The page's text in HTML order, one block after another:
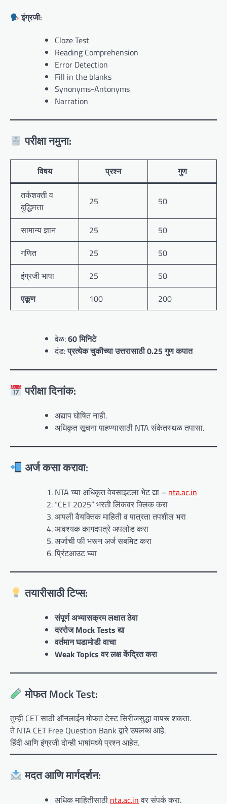
इंग्रजी:
Cloze Test
Reading Comprehension
Error Detection
Fill in the blanks
Synonyms-Antonyms
Narration
परीक्षा नमुना:
विषय प्रश्न
गुण
तर्कशक्ती व
बुद्धिमत्ता
25 50
सामान्य ज्ञान 25
50
गणित
25
50
इंग्रजी भाषा
25
50
एकूण
100 200
वेळ:60 मिनिटे
दंड:प्रत्येक चुकीच्या उत्तरासाठी 0.25 गुण कपात
परीक्षा दिनांक:
अद्याप घोषित नाही.
अधिकृत सूचना पाहण्यासाठी NTA संकेतस्थळ तपासा.
अर्ज कसा करावा:
NTA च्या अधिकृत वेबसाइटला भेट द्या – nta.ac.in
“CET 2025” भरती लिंकवर क्लिक करा
आपली वैयक्तिक माहिती व पात्रता तपशील भरा
आवश्यक कागदपत्रे अपलोड करा
अर्जाची फी भरून अर्ज सबमिट करा
प्रिंटआउट घ्या
तयारीसाठी टिप्स:
संपूर्ण अभ्यासक्रम लक्षात ठेवा
दररोज Mock Tests द्या
वर्तमान घडामोडी वाचा
Weak Topics वर लक्ष केंद्रित करा
मोफत Mock Test:
तुम्ही CET साठी ऑनलाईन मोफत टेस्ट सिरीजसुद्धा वापरू शकता.
ते NTA CET Free Question Bank द्वारे उपलब्ध आहे.
हिंदी आणि इंग्रजी दोन्ही भाषांमध्ये प्रश्न आहेत.
मदत आणि मार्गदर्शन:
अधिक माहितीसाठी nta.ac.inवर संपर्क करा.